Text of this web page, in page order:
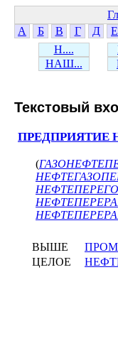
А
Б В Г Д Е
Н....
НАШ...
Текстовый
(
ВЫШЕ
ЦЕЛОЕ